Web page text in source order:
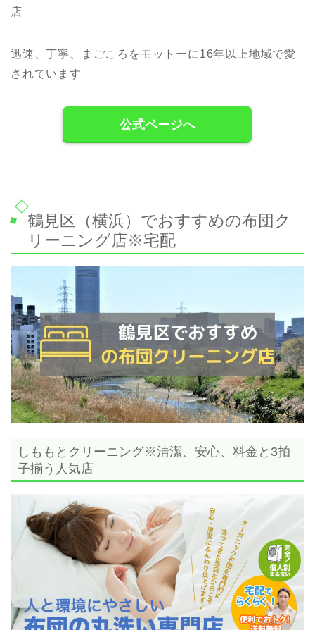
店
迅速、丁寧、まごころをモットーに16年以上地域で愛
されています
公式ページへ
鶴見区（横浜）でおすすめの布団ク
リーニング店※宅配
しももとクリーニング※清潔、安心、料金と3拍
子揃う人気店